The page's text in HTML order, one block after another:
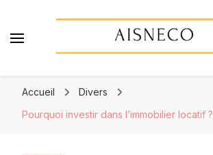
Accueil
Divers
Pourquoi investir dans l’immobilier locatif ?